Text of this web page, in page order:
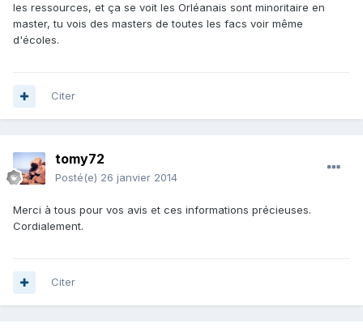
les ressources, et ça se voit les Orléanais sont minoritaire en
master, tu vois des masters de toutes les facs voir même
d'écoles.
Citer
tomy72
Posté(e) 26 janvier 2014
Merci à tous pour vos avis et ces informations précieuses.
Cordialement.
Citer